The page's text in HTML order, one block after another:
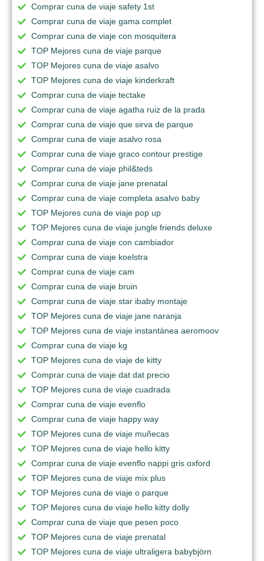
Comprar cuna de viaje safety 1st
Comprar cuna de viaje gama complet
Comprar cuna de viaje con mosquitera
TOP Mejores cuna de viaje parque
TOP Mejores cuna de viaje asalvo
TOP Mejores cuna de viaje kinderkraft
Comprar cuna de viaje tectake
Comprar cuna de viaje agatha ruiz de la prada
Comprar cuna de viaje que sirva de parque
Comprar cuna de viaje asalvo rosa
Comprar cuna de viaje graco contour prestige
Comprar cuna de viaje phil&teds
Comprar cuna de viaje jane prenatal
Comprar cuna de viaje completa asalvo baby
TOP Mejores cuna de viaje pop up
TOP Mejores cuna de viaje jungle friends deluxe
Comprar cuna de viaje con cambiador
Comprar cuna de viaje koelstra
Comprar cuna de viaje cam
Comprar cuna de viaje bruin
Comprar cuna de viaje star ibaby montaje
TOP Mejores cuna de viaje jane naranja
TOP Mejores cuna de viaje instantánea aeromoov
Comprar cuna de viaje kg
TOP Mejores cuna de viaje de kitty
Comprar cuna de viaje dat dat precio
TOP Mejores cuna de viaje cuadrada
Comprar cuna de viaje evenflo
Comprar cuna de viaje happy way
TOP Mejores cuna de viaje muñecas
TOP Mejores cuna de viaje hello kitty
Comprar cuna de viaje evenflo nappi gris oxford
TOP Mejores cuna de viaje mix plus
TOP Mejores cuna de viaje o parque
TOP Mejores cuna de viaje hello kitty dolly
Comprar cuna de viaje que pesen poco
TOP Mejores cuna de viaje prenatal
TOP Mejores cuna de viaje ultraligera babybjörn